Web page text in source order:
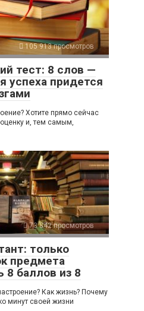
105 913 просмотров
тест: 8 слов —
успеха придется
Хотите прямо сейчас
и, тем самым,
73 842 просмотров
только
предмета
8 баллов из 8
Как жизнь? Почему
минут своей жизни